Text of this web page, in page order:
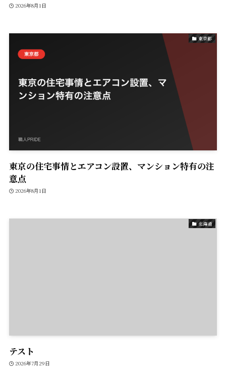
2026年8月1日
東京都
東京の住宅事情とエアコン設置、マンション特有の注
意点
2026年8月1日
北海道
テスト
2026年7月29日